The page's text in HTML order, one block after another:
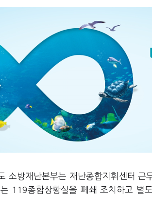
소방재난본부는 재난종합지휘센터
119종합상황실을 폐쇄 조치하고 별